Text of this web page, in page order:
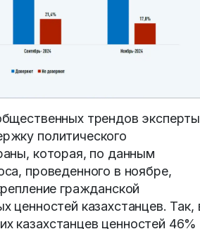
трендов эксперты
политического
которая, по данным
проведенного в ноябре,
гражданской
ценностей казахстанцев. Так,
казахстанцев ценностей 46%